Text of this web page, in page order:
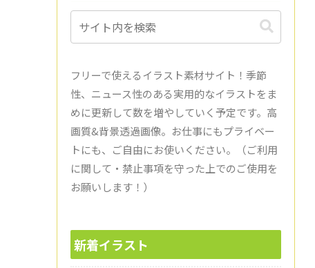
フリーで使えるイラスト素材サイト！季節
性、ニュース性のある実用的なイラストをま
めに更新して数を増やしていく予定です。高
画質&背景透過画像。お仕事にもプライベー
トにも、ご自由にお使いください。（ご利用
に関して・禁止事項を守った上でのご使用を
お願いします！）
新着イラスト